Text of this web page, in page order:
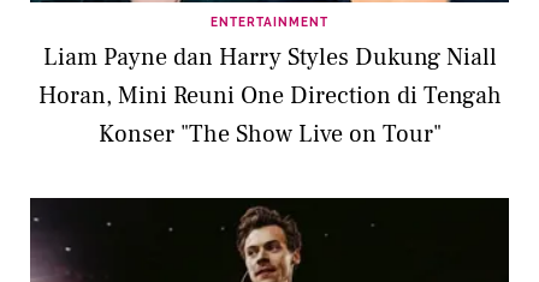
ENTERTAINMENT
Liam Payne dan Harry Styles Dukung Niall
Horan, Mini Reuni One Direction di Tengah
Konser "The Show Live on Tour"